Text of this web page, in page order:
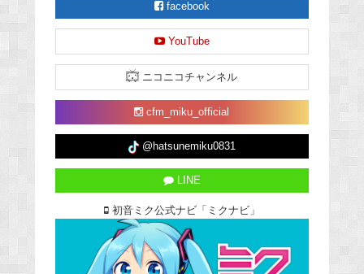
facebook
YouTube
ニコニコチャンネル
cfm_miku_official
@hatsunemiku0831
LINE
初音ミク公式ナビ「ミクナビ」